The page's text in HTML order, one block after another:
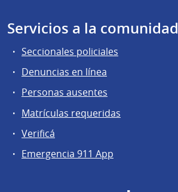
Servicios a la comunidad
Seccionales policiales
Denuncias en línea
Personas ausentes
Matrículas requeridas
Verificá
Emergencia 911 App